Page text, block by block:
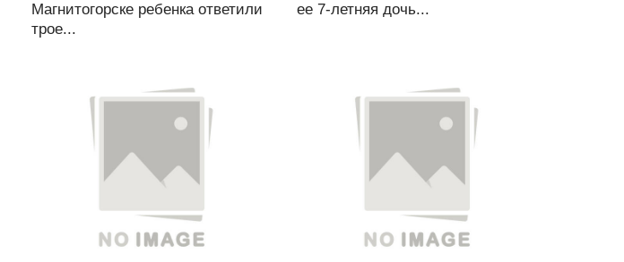
Магнитогорске ребенка ответили
трое...
ее 7-летняя дочь...